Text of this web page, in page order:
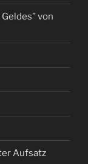
von
Aufsatz